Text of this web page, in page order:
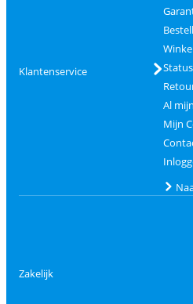
Klantenservice
Al
Mijn
Zakelijk